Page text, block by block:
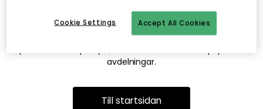
Detta kan bero på att sidan inte längre finns eller att den har
flyttats. Vi ber om ursäkt för besväret. I menyn ovan kan du
prova att söka på nytt, eller besöka en av våra populära
avdelningar.
Till startsidan
Accept All Cookies
Cookie Settings